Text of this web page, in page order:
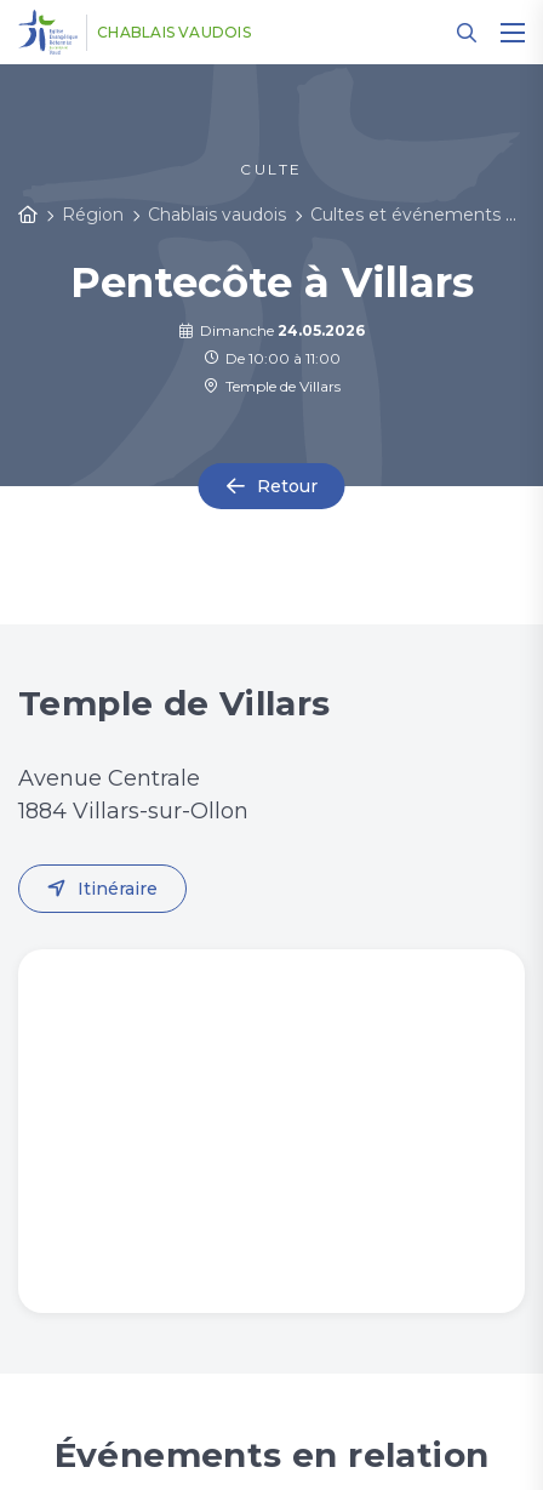
CHABLAIS VAUDOIS
CULTE
Région Chablais vaudois Cultes et événements
Pentecôte à Villars
Dimanche 24.05.2026
De 10:00 à 11:00
Temple de Villars
Retour
Temple de Villars
Avenue Centrale
1884 Villars-sur-Ollon
Itinéraire
Événements en relation
Panneau de gestion des cookies